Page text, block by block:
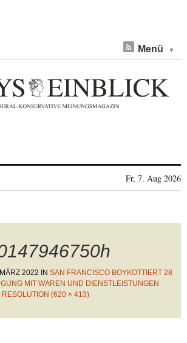
Menü
Fr, 7. Aug 2026
2022 IN SAN FRANCISCO BOYKOTTIERT 28
MIT WAREN UND DIENSTLEISTUNGEN
RESOLUTION (620 × 413)